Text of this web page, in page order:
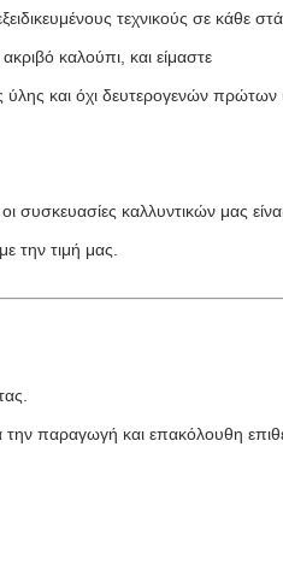
τεχνικούς σε κάθε
καλούπι, και είμαστε
και όχι δευτερογενών πρώτων
καλλυντικών μας είναι
την τιμή μας.
παραγωγή και επακόλουθη